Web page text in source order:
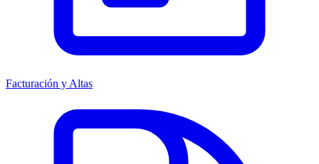
Facturación y Altas